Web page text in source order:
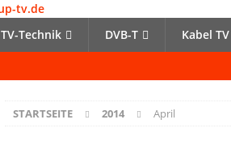
TV-Technik DVB-T Kabel TV
STARTSEITE 2014 April